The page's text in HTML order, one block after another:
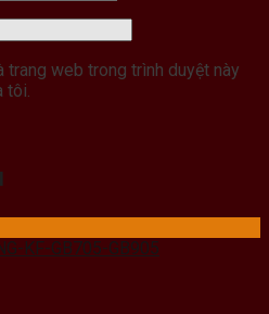
trang web trong trình duyệt này
tôi.